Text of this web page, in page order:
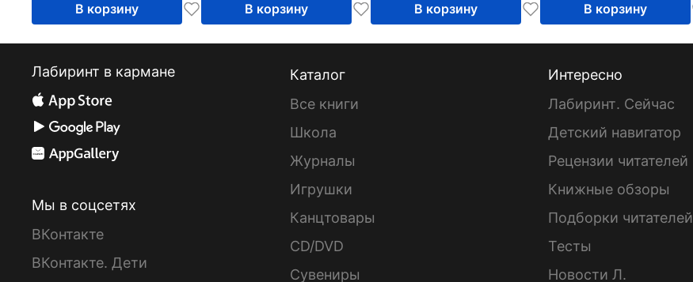
В корзину В корзину В корзину В корзину
Лабиринт в кармане
Мы в соцсетях
ВКонтакте
ВКонтакте. Дети
Каталог
Все книги
Школа
Журналы
Игрушки
Канцтовары
CD/DVD
Сувениры
Интересно
Лабиринт. Сейчас
Детский навигатор
Рецензии читателей
Книжные обзоры
Подборки читателей
Тесты
Новости Л.